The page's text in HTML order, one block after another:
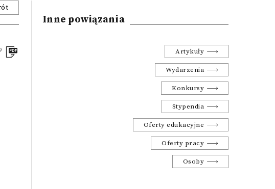
Inne powiązania
Artykuły
Wydarzenia
Konkursy
Stypendia
Oferty edukacyjne
Oferty pracy
Osoby